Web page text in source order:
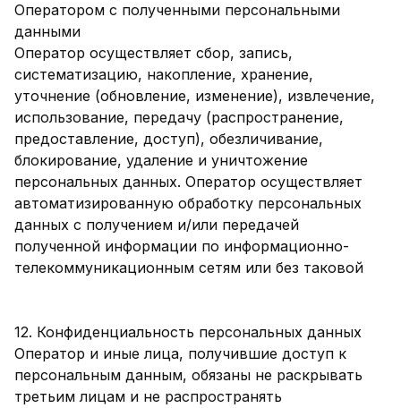
Оператором с полученными персональными
данными
Оператор осуществляет сбор, запись,
систематизацию, накопление, хранение,
уточнение (обновление, изменение), извлечение,
использование, передачу (распространение,
предоставление, доступ), обезличивание,
блокирование, удаление и уничтожение
персональных данных. Оператор осуществляет
автоматизированную обработку персональных
данных с получением и/или передачей
полученной информации по информационно-
телекоммуникационным сетям или без таковой
12. Конфиденциальность персональных данных
Оператор и иные лица, получившие доступ к
персональным данным, обязаны не раскрывать
третьим лицам и не распространять